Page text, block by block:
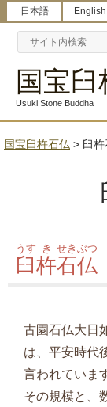
日本語 English
国宝
Usuki Stone Buddha
国宝臼杵石仏 > 臼
臼
うす
杵
き
石
せき
仏
ぶつ
古園石仏大日
は、平安時代
言われていま
その規模と、